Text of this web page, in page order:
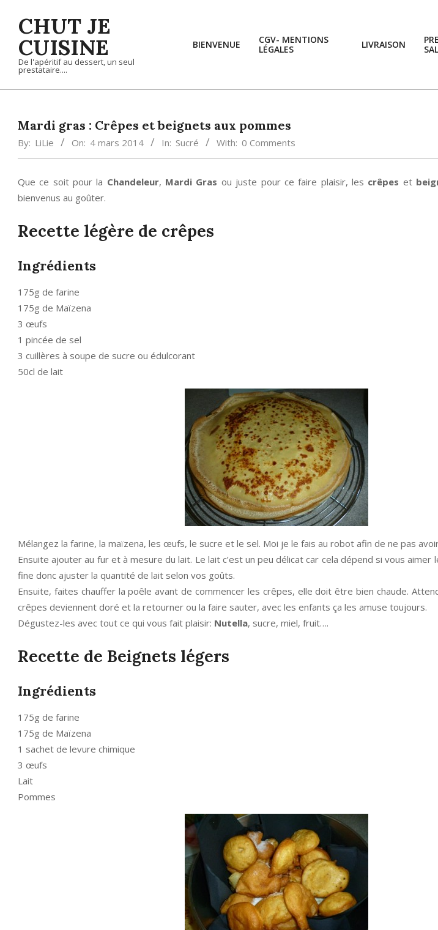
contentCHUT JE
CUISINE
De l'apéritif au dessert, un seul
prestataire....
BIENVENUE
CGV- MENTIONS
LÉGALES
LIVRAISON
Mardi gras : Crêpes et beignets aux pommes
By: LiLie On: 4 mars 2014 In: Sucré With: 0 Comments
Que ce soit pour la Chandeleur, Mardi Gras ou juste pour ce faire plaisir, les crêpes et
bienvenus au goûter.
Recette légère de crêpes
Ingrédients
175g de farine
175g de Maïzena
3 œufs
1 pincée de sel
3 cuillères à soupe de sucre ou édulcorant
50cl de lait
Mélangez la farine, la maïzena, les œufs, le sucre et le sel. Moi je le fais au robot afin de ne pas
Ensuite ajouter au fur et à mesure du lait. Le lait c’est un peu délicat car cela dépend si vous aimer
fine donc ajuster la quantité de lait selon vos goûts.
Ensuite, faites chauffer la poêle avant de commencer les crêpes, elle doit être bien chaude.
crêpes deviennent doré et la retourner ou la faire sauter, avec les enfants ça les amuse toujours.
Dégustez-les avec tout ce qui vous fait plaisir: Nutella, sucre, miel, fruit….
Recette de Beignets légers
Ingrédients
175g de farine
175g de Maïzena
1 sachet de levure chimique
3 œufs
Lait
Pommes